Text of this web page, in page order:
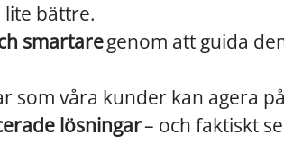
lite bättre.
smartaregenom att guida
som våra kunder kan agera
lösningar– och faktiskt